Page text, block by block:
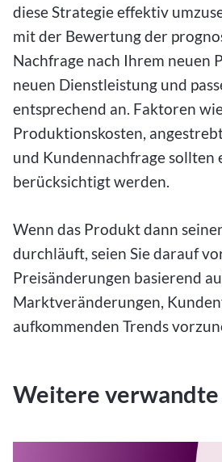
diese Strategie effektiv
mit der Bewertung der
Nachfrage nach Ihrem neuen
neuen Dienstleistung und
entsprechend an. Faktoren
Produktionskosten,
und Kundennachfrage sollten
berücksichtigt werden.
Wenn das Produkt dann
durchläuft, seien Sie darauf
Preisänderungen basierend
Marktveränderungen,
aufkommenden Trends
Weitere